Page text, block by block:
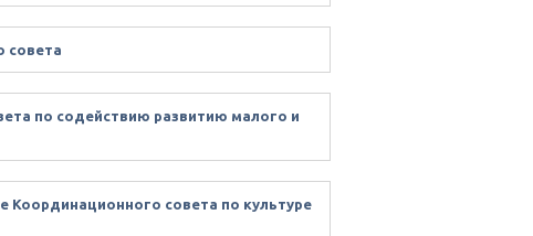
совета
по содействию развитию малого и
Координационного совета по культуре